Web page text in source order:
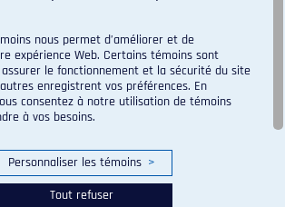
nous permet d’améliorer et de
expérience Web. Certains témoins sont
le fonctionnement et la sécurité du site
enregistrent vos préférences. En
consentez à notre utilisation de témoins
à vos besoins.
Personnaliser les témoins >
Tout refuser